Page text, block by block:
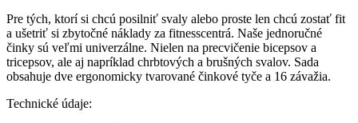
Pre tých, ktorí si chcú posilniť svaly alebo proste len chcú zostať fit
a ušetriť si zbytočné náklady za fitnesscentrá. Naše jednoručné
činky sú veľmi univerzálne. Nielen na precvičenie bicepsov a
tricepsov, ale aj napríklad chrbtových a brušných svalov. Sada
obsahuje dve ergonomicky tvarované činkové tyče a 16 závažia.
Technické údaje: